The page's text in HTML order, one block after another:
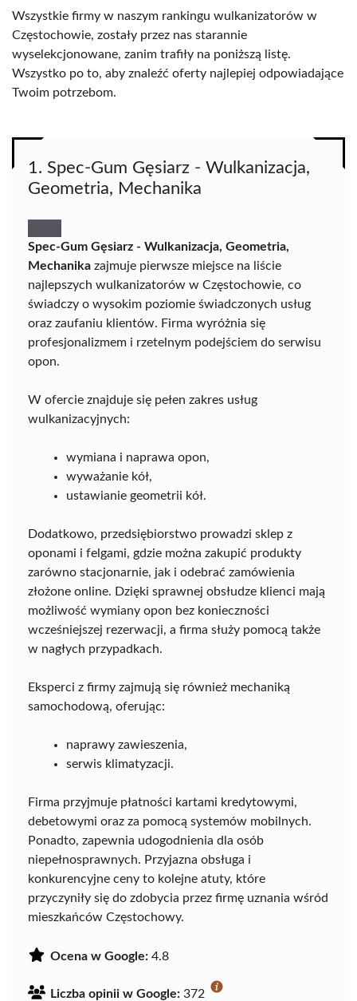
Wszystkie firmy w naszym rankingu wulkanizatorów w
Częstochowie, zostały przez nas starannie
wyselekcjonowane, zanim trafiły na poniższą listę.
Wszystko po to, aby znaleźć oferty najlepiej odpowiadające
Twoim potrzebom.
1. Spec-Gum Gęsiarz - Wulkanizacja,
Geometria, Mechanika
Spec-Gum Gęsiarz - Wulkanizacja, Geometria,
Mechanika zajmuje pierwsze miejsce na liście
najlepszych wulkanizatorów w Częstochowie, co
świadczy o wysokim poziomie świadczonych usług
oraz zaufaniu klientów. Firma wyróżnia się
profesjonalizmem i rzetelnym podejściem do serwisu
opon.
W ofercie znajduje się pełen zakres usług
wulkanizacyjnych:
wymiana i naprawa opon,
wyważanie kół,
ustawianie geometrii kół.
Dodatkowo, przedsiębiorstwo prowadzi sklep z
oponami i felgami, gdzie można zakupić produkty
zarówno stacjonarnie, jak i odebrać zamówienia
złożone online. Dzięki sprawnej obsłudze klienci mają
możliwość wymiany opon bez konieczności
wcześniejszej rezerwacji, a firma służy pomocą także
w nagłych przypadkach.
Eksperci z firmy zajmują się również mechaniką
samochodową, oferując:
naprawy zawieszenia,
serwis klimatyzacji.
Firma przyjmuje płatności kartami kredytowymi,
debetowymi oraz za pomocą systemów mobilnych.
Ponadto, zapewnia udogodnienia dla osób
niepełnosprawnych. Przyjazna obsługa i
konkurencyjne ceny to kolejne atuty, które
przyczyniły się do zdobycia przez firmę uznania wśród
mieszkańców Częstochowy.
Ocena w Google: 4.8
Liczba opinii w Google: 372